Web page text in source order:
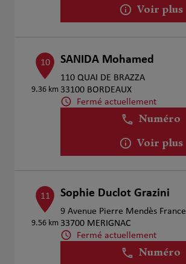
Voir plus
10
9.36 km
SANIDA Mohamed
110 QUAI DE BRAZZA
33100 BORDEAUX
Fermé actuellement
Numéro
Voir plus
11
9.56 km
Sophie Duclot Grazini
9 Avenue Pierre Mendès France
33700 MERIGNAC
Fermé actuellement
Numéro